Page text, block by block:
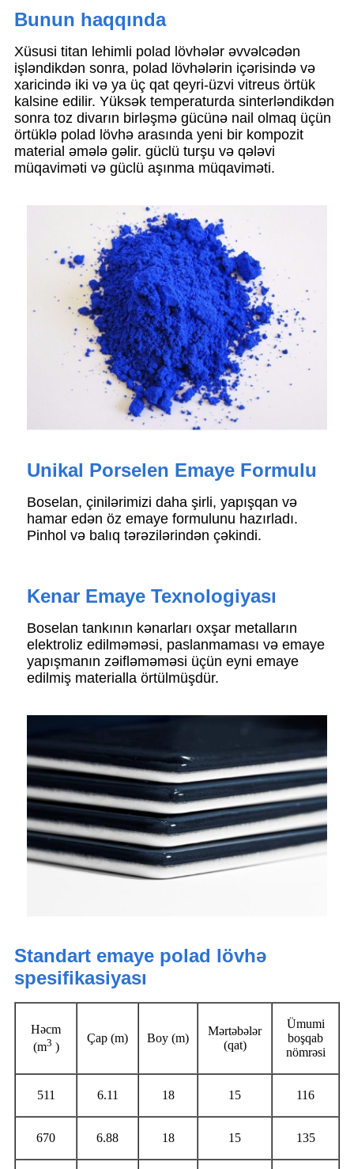
Bunun haqqında
Xüsusi titan lehimli polad lövhələr əvvəlcədən
işləndikdən sonra, polad lövhələrin içərisində və
xaricində iki və ya üç qat qeyri-üzvi vitreus örtük
kalsine edilir. Yüksək temperaturda sinterləndikdən
sonra toz divarın birləşmə gücünə nail olmaq üçün
örtüklə polad lövhə arasında yeni bir kompozit
material əmələ gəlir. güclü turşu və qələvi
müqaviməti və güclü aşınma müqaviməti.
Unikal Porselen Emaye Formulu
Boselan, çinilərimizi daha şirli, yapışqan və
hamar edən öz emaye formulunu hazırladı.
Pinhol və balıq tərəzilərindən çəkindi.
Kenar Emaye Texnologiyası
Boselan tankının kənarları oxşar metalların
elektroliz edilməməsi, paslanmaması və emaye
yapışmanın zəifləməməsi üçün eyni emaye
edilmiş materialla örtülmüşdür.
Standart emaye polad lövhə
spesifikasiyası
Həcm
(m3 )
Çap (m) Boy (m)
Mərtəbələr
(qat)
Ümumi
boşqab
nömrəsi
511 6.11 18 15 116
670 6.88 18 15 135